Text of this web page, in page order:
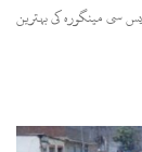
میں ڈبلیو ایس ایس سی مینگورہ کی بہترین